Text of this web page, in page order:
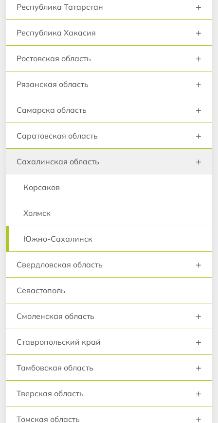
Республика Татарстан +
Республика Хакасия +
Ростовская область +
Рязанская область +
Самарска область +
Саратовская область +
Сахалинская область +
Корсаков
Холмск
Южно-Сахалинск
Свердловская область +
Севастополь
Смоленская область +
Ставропольский край +
Тамбовская область +
Тверская область +
Томская область +